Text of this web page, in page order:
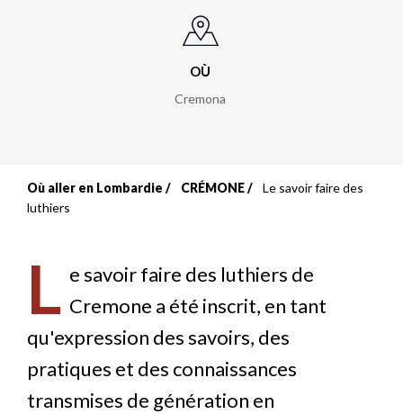
OÙ
Cremona
Fil
Où aller en Lombardie CRÉMONE
Le savoir faire des
luthiers
L e savoir faire des luthiers de
Cremone a été inscrit, en tant
qu'expression des savoirs, des
pratiques et des connaissances
transmises de génération en